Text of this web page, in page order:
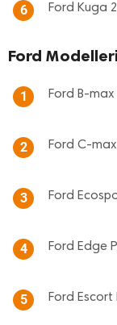
6 Ford Kuga
Ford Modelleri
1 Ford B-max
2 Ford C-max
3 Ford
4 Ford Edge
5 Ford Escort